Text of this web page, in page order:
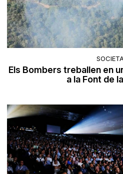
Els Bombers treballen en
a la Font de